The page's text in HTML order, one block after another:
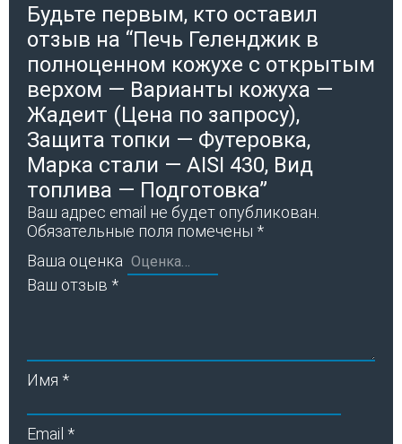
Будьте первым, кто оставил
отзыв на “Печь Геленджик в
полноценном кожухе с открытым
верхом — Варианты кожуха —
Жадеит (Цена по запросу),
Защита топки — Футеровка,
Марка стали — AISI 430, Вид
топлива — Подготовка”
Ваш адрес email не будет опубликован.
Обязательные поля помечены *
Ваша оценка
Ваш отзыв *
Имя *
Email *